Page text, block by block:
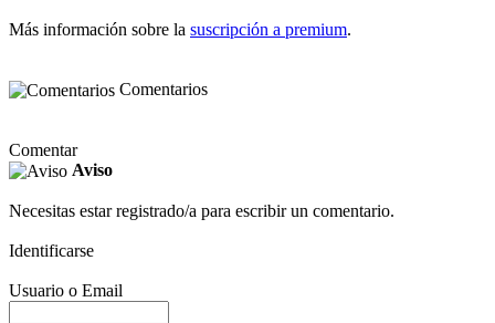
Más información sobre la suscripción a premium.
Comentarios
Comentar
Aviso
Necesitas estar registrado/a para escribir un comentario.
Identificarse
Usuario o Email